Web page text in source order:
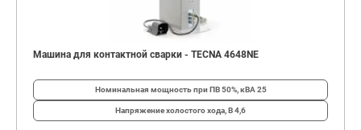
Машина для контактной сварки - TECNA 4648NE
Номинальная мощность при ПВ 50%, кВА 25
Напряжение холостого хода, В4,6